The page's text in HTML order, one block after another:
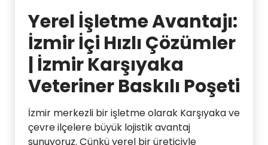
Yerel İşletme Avantajı:
İzmir İçi Hızlı Çözümler
| İzmir Karşıyaka
Veteriner Baskılı Poşeti
İzmir merkezli bir işletme olarak Karşıyaka ve
çevre ilçelere büyük lojistik avantaj
sunuyoruz. Çünkü yerel bir üreticiyle